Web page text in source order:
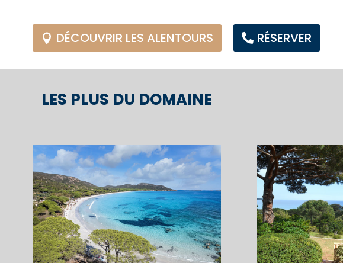
DÉCOUVRIR LES ALENTOURS RÉSERVER
LES PLUS DU DOMAINE